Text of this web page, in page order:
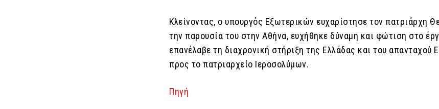
Κλείνοντας, ο υπουργός Εξωτερικών ευχαρίστησε τον πατριάρχη
την παρουσία του στην Αθήνα, ευχήθηκε δύναμη και φώτιση στο
επανέλαβε τη διαχρονική στήριξη της Ελλάδας και του απανταχού
προς το πατριαρχείο Ιεροσολύμων.
Πηγή